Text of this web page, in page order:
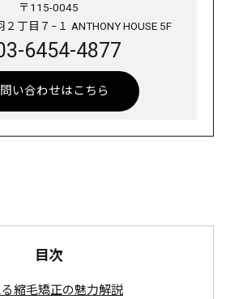
〒115-0045
丁目７−１ ANTHONY HOUSE 5F
6454-4877
い合わせはこちら
目次
縮毛矯正の魅力解説